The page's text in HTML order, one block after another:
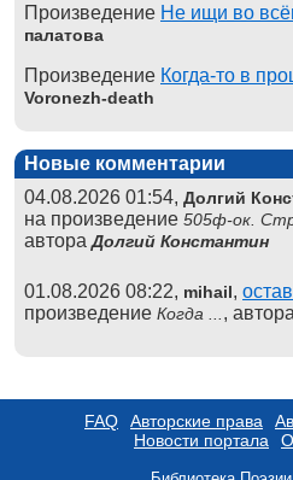
Произведение Не ищи во
палатова
Произведение Когда-то в
Voronezh-death
Новые комментарии
04.08.2026 01:54, Долгий
на произведение 505ф-ок.
автораДолгий Константин
01.08.2026 08:22, mihail,
произведение Когда ... , автора
FAQ Авторские права
Новости портала